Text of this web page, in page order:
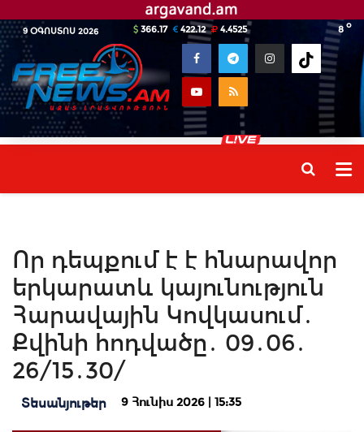
9 ՕԳՈՍՏՈՍ 2026 8 o
366.17 422.12 4.4525
Որ դեպքում է է հնարավոր
երկարատև կայունություն
Հարավային Կովկասում․
Քվինի հոդվածը․ 09․06․
26/15․30/
Տեսանյութեր 9 Հունիս 2026 | 15:35